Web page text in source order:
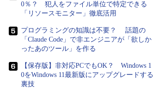
0％？ 犯人をファイル単位で特定できる
「リソースモニター」徹底活用
プログラミングの知識は不要？ 話題の
「Claude Code」で非エンジニアが「欲しか
ったあのツール」を作る
【保存版】非対応PCでもOK？ Windows 1
0をWindows 11最新版にアップグレードする
裏技